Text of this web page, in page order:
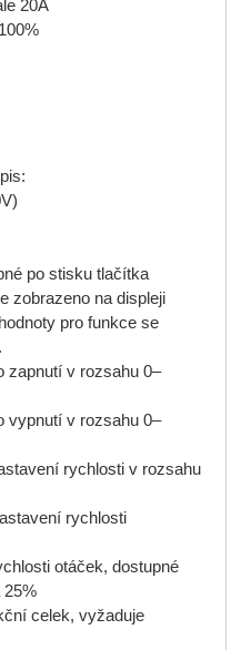
20A
po stisku tlačítka
zobrazeno na displeji
pro funkce se
zapnutí v rozsahu 0–
vypnutí v rozsahu 0–
rychlosti v rozsahu
rychlosti
otáček, dostupné
25%
celek, vyžaduje